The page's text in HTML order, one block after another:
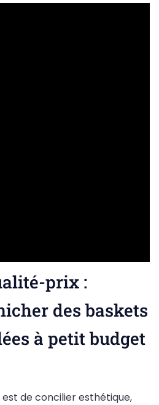
prix :
des baskets
à petit budget
est de concilier esthétique,